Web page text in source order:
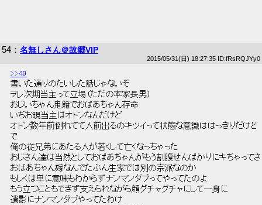
54 ： 名無しさん＠故郷VIP
2015/05/31(日) 18:27:35 ID:fRsRQJYy0
>>49
書いた通りのたいした話じゃないぞ
ヲレ次期当主って立場（ただの本家長男）
おじいちゃん鬼籍でおばあちゃん存命
いちお現当主はオトンなんだけど
オトン数年前倒れてて人前出るのキツイって状態な意識ははっきりだけど
で
俺の従兄弟にあたる人が若くして亡くなっちゃった
おじさん達は当然としておばあちゃんがもう割腹せんばかりにキちゃって
おばあちゃん嫁なんでたぶん生家では別の宗派なのか
もしくは単に意味もわからずナンマンダブってやってたのよ
もう立つこともできず支えられながら顔グチャグチャにして一身に
遺影にナンマンダブやってたわけ